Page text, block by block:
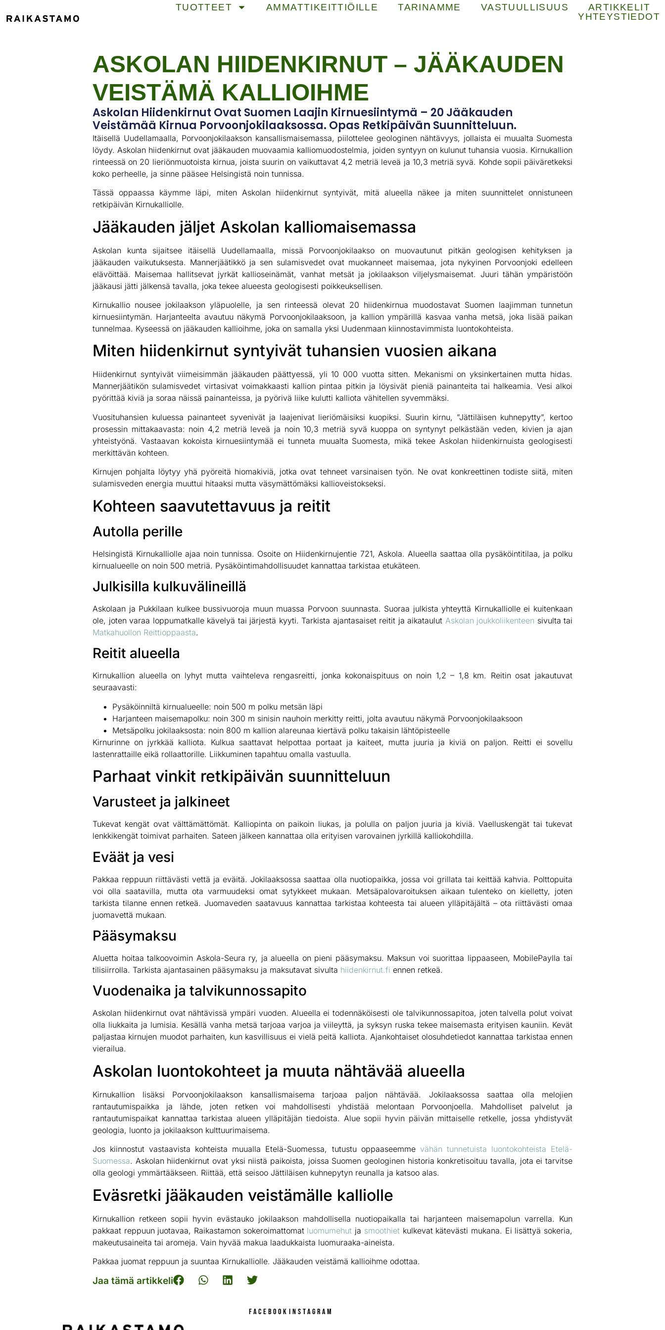
TUOTTEET AMMATTIKEITTIÖILLE TARINAMME VASTUULLISUUS
ARTIKKELIT
YHTEYSTIEDOT
ASKOLAN HIIDENKIRNUT – JÄÄKAUDEN
VEISTÄMÄ KALLIOIHME
Askolan Hiidenkirnut Ovat Suomen Laajin Kirnuesiintymä – 20 Jääkauden
Veistämää Kirnua Porvoonjokilaaksossa. Opas Retkipäivän Suunnitteluun.
Itäisellä Uudellamaalla, Porvoonjokilaakson kansallismaisemassa, piilottelee geologinen nähtävyys, jollaista ei muualta Suomesta
löydy. Askolan hiidenkirnut ovat jääkauden muovaamia kalliomuodostelmia, joiden syntyyn on kulunut tuhansia vuosia. Kirnukallion
rinteessä on 20 lieriönmuotoista kirnua, joista suurin on vaikuttavat 4,2 metriä leveä ja 10,3 metriä syvä. Kohde sopii päiväretkeksi
koko perheelle, ja sinne pääsee Helsingistä noin tunnissa.
Tässä oppaassa käymme läpi, miten Askolan hiidenkirnut syntyivät, mitä alueella näkee ja miten suunnittelet onnistuneen
retkipäivän Kirnukalliolle.
Jääkauden jäljet Askolan kalliomaisemassa
Askolan kunta sijaitsee itäisellä Uudellamaalla, missä Porvoonjokilaakso on muovautunut pitkän geologisen kehityksen ja
jääkauden vaikutuksesta. Mannerjäätikkö ja sen sulamisvedet ovat muokanneet maisemaa, jota nykyinen Porvoonjoki edelleen
elävöittää. Maisemaa hallitsevat jyrkät kallioseinämät, vanhat metsät ja jokilaakson viljelysmaisemat. Juuri tähän ympäristöön
jääkausi jätti jälkensä tavalla, joka tekee alueesta geologisesti poikkeuksellisen.
Kirnukallio nousee jokilaakson yläpuolelle, ja sen rinteessä olevat 20 hiidenkirnua muodostavat Suomen laajimman tunnetun
kirnuesiintymän. Harjanteelta avautuu näkymä Porvoonjokilaaksoon, ja kallion ympärillä kasvaa vanha metsä, joka lisää paikan
tunnelmaa. Kyseessä on jääkauden kallioihme, joka on samalla yksi Uudenmaan kiinnostavimmista luontokohteista.
Miten hiidenkirnut syntyivät tuhansien vuosien aikana
Hiidenkirnut syntyivät viimeisimmän jääkauden päättyessä, yli 10 000 vuotta sitten. Mekanismi on yksinkertainen mutta hidas.
Mannerjäätikön sulamisvedet virtasivat voimakkaasti kallion pintaa pitkin ja löysivät pieniä painanteita tai halkeamia. Vesi alkoi
pyörittää kiviä ja soraa näissä painanteissa, ja pyörivä liike kulutti kalliota vähitellen syvemmäksi.
Vuosituhansien kuluessa painanteet syvenivät ja laajenivat lieriömäisiksi kuopiksi. Suurin kirnu, ”Jättiläisen kuhnepytty”, kertoo
prosessin mittakaavasta: noin 4,2 metriä leveä ja noin 10,3 metriä syvä kuoppa on syntynyt pelkästään veden, kivien ja ajan
yhteistyönä. Vastaavan kokoista kirnuesiintymää ei tunneta muualta Suomesta, mikä tekee Askolan hiidenkirnuista geologisesti
merkittävän kohteen.
Kirnujen pohjalta löytyy yhä pyöreitä hiomakiviä, jotka ovat tehneet varsinaisen työn. Ne ovat konkreettinen todiste siitä, miten
sulamisveden energia muuttui hitaaksi mutta väsymättömäksi kallioveistokseksi.
Kohteen saavutettavuus ja reitit
Autolla perille
Helsingistä Kirnukalliolle ajaa noin tunnissa. Osoite on Hiidenkirnujentie 721, Askola. Alueella saattaa olla pysäköintitilaa, ja polku
kirnualueelle on noin 500 metriä. Pysäköintimahdollisuudet kannattaa tarkistaa etukäteen.
Julkisilla kulkuvälineillä
Askolaan ja Pukkilaan kulkee bussivuoroja muun muassa Porvoon suunnasta. Suoraa julkista yhteyttä Kirnukalliolle ei kuitenkaan
ole, joten varaa loppumatkalle kävelyä tai järjestä kyyti. Tarkista ajantasaiset reitit ja aikataulut Askolan joukkoliikenteen sivulta tai
Matkahuollon Reittioppaasta.
Reitit alueella
Kirnukallion alueella on lyhyt mutta vaihteleva rengasreitti, jonka kokonaispituus on noin 1,2 – 1,8 km. Reitin osat jakautuvat
seuraavasti:
Pysäköinniltä kirnualueelle: noin 500 m polku metsän läpi
Harjanteen maisemapolku: noin 300 m sinisin nauhoin merkitty reitti, jolta avautuu näkymä Porvoonjokilaaksoon
Metsäpolku jokilaaksosta: noin 800 m kallion alareunaa kiertävä polku takaisin lähtöpisteelle
Kirnurinne on jyrkkää kalliota. Kulkua saattavat helpottaa portaat ja kaiteet, mutta juuria ja kiviä on paljon. Reitti ei sovellu
lastenrattaille eikä rollaattorille. Liikkuminen tapahtuu omalla vastuulla.
Parhaat vinkit retkipäivän suunnitteluun
Varusteet ja jalkineet
Tukevat kengät ovat välttämättömät. Kalliopinta on paikoin liukas, ja polulla on paljon juuria ja kiviä. Vaelluskengät tai tukevat
lenkkikengät toimivat parhaiten. Sateen jälkeen kannattaa olla erityisen varovainen jyrkillä kalliokohdilla.
Eväät ja vesi
Pakkaa reppuun riittävästi vettä ja eväitä. Jokilaaksossa saattaa olla nuotiopaikka, jossa voi grillata tai keittää kahvia. Polttopuita
voi olla saatavilla, mutta ota varmuudeksi omat sytykkeet mukaan. Metsäpalovaroituksen aikaan tulenteko on kielletty, joten
tarkista tilanne ennen retkeä. Juomaveden saatavuus kannattaa tarkistaa kohteesta tai alueen ylläpitäjältä – ota riittävästi omaa
juomavettä mukaan.
Pääsymaksu
Aluetta hoitaa talkoovoimin Askola-Seura ry, ja alueella on pieni pääsymaksu. Maksun voi suorittaa lippaaseen, MobilePaylla tai
tilisiirrolla. Tarkista ajantasainen pääsymaksu ja maksutavat sivulta hiidenkirnut.fi ennen retkeä.
Vuodenaika ja talvikunnossapito
Askolan hiidenkirnut ovat nähtävissä ympäri vuoden. Alueella ei todennäköisesti ole talvikunnossapitoa, joten talvella polut voivat
olla liukkaita ja lumisia. Kesällä vanha metsä tarjoaa varjoa ja viileyttä, ja syksyn ruska tekee maisemasta erityisen kauniin. Kevät
paljastaa kirnujen muodot parhaiten, kun kasvillisuus ei vielä peitä kalliota. Ajankohtaiset olosuhdetiedot kannattaa tarkistaa ennen
vierailua.
Askolan luontokohteet ja muuta nähtävää alueella
Kirnukallion lisäksi Porvoonjokilaakson kansallismaisema tarjoaa paljon nähtävää. Jokilaaksossa saattaa olla melojien
rantautumispaikka ja lähde, joten retken voi mahdollisesti yhdistää melontaan Porvoonjoella. Mahdolliset palvelut ja
rantautumispaikat kannattaa tarkistaa alueen ylläpitäjän tiedoista. Alue sopii hyvin päivän mittaiselle retkelle, jossa yhdistyvät
geologia, luonto ja jokilaakson kulttuurimaisema.
Jos kiinnostut vastaavista kohteista muualla Etelä-Suomessa, tutustu oppaaseemme vähän tunnetuista luontokohteista Etelä-
Suomessa. Askolan hiidenkirnut ovat yksi niistä paikoista, joissa Suomen geologinen historia konkretisoituu tavalla, jota ei tarvitse
olla geologi ymmärtääkseen. Riittää, että seisoo Jättiläisen kuhnepytyn reunalla ja katsoo alas.
Eväsretki jääkauden veistämälle kalliolle
Kirnukallion retkeen sopii hyvin evästauko jokilaakson mahdollisella nuotiopaikalla tai harjanteen maisemapolun varrella. Kun
pakkaat reppuun juotavaa, Raikastamon sokeroimattomat luomumehut ja smoothietkulkevat kätevästi mukana. Ei lisättyä sokeria,
makeutusaineita tai aromeja. Vain hyvää makua laadukkaista luomuraaka-aineista.
Pakkaa juomat reppuun ja suuntaa Kirnukalliolle. Jääkauden veistämä kallioihme odottaa.
Jaa tämä artikkeli
FACEBOOK INSTAGRAM